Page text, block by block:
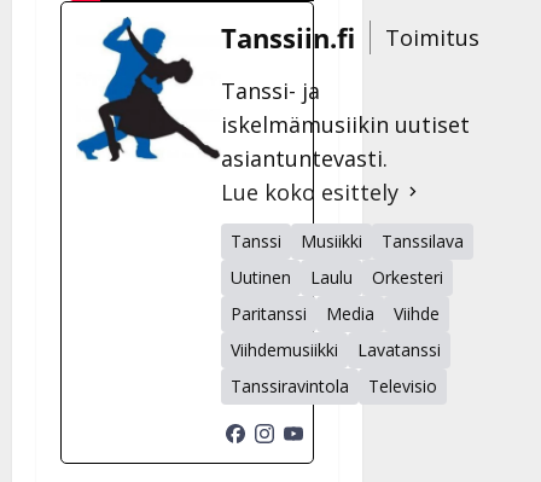
Tanssiin.fi
Toimitus
Tanssi- ja
iskelmämusiikin uutiset
asiantuntevasti.
Lue koko esittely
Tanssi Musiikki
Tanssilava
Uutinen
Laulu
Orkesteri
Paritanssi
Media
Viihde
Viihdemusiikki
Lavatanssi
Tanssiravintola
Televisio